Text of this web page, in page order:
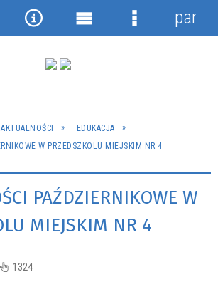
AKTUALNOŚCI
EDUKACJA
W PRZEDSZKOLU MIEJSKIM NR 4
PAŹDZIERNIKOWE W
MIEJSKIM NR 4
1324
NarzędziaMenu
Menu
panel